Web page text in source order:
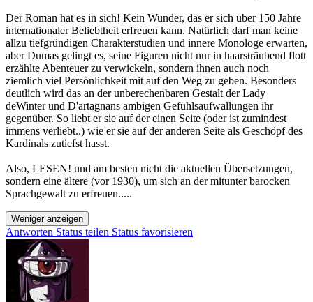
Der Roman hat es in sich! Kein Wunder, das er sich über 150 Jahre
internationaler Beliebtheit erfreuen kann. Natürlich darf man keine
allzu tiefgründigen Charakterstudien und innere Monologe erwarten,
aber Dumas gelingt es, seine Figuren nicht nur in haarsträubend flott
erzählte Abenteuer zu verwickeln, sondern ihnen auch noch
ziemlich viel Persönlichkeit mit auf den Weg zu geben. Besonders
deutlich wird das an der unberechenbaren Gestalt der Lady
deWinter und D'artagnans ambigen Gefühlsaufwallungen ihr
gegenüber. So liebt er sie auf der einen Seite (oder ist zumindest
immens verliebt..) wie er sie auf der anderen Seite als Geschöpf des
Kardinals zutiefst hasst.
Also, LESEN! und am besten nicht die aktuellen Übersetzungen,
sondern eine ältere (vor 1930), um sich an der mitunter barocken
Sprachgewalt zu erfreuen.....
Weniger anzeigen
Antworten Status teilen Status favorisieren